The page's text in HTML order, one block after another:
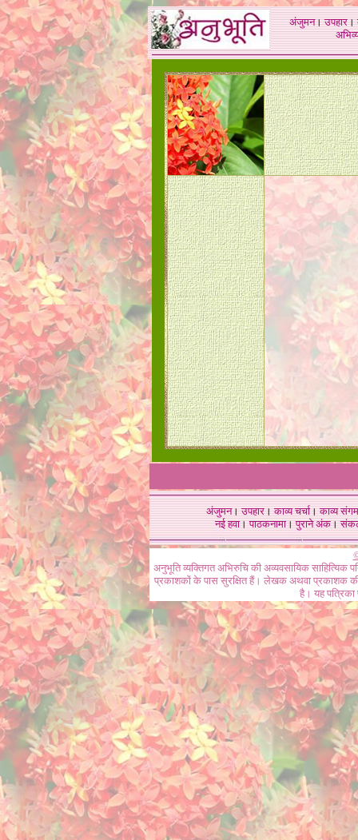
अंजुमन।उपहार।
अंजुमन।उपहार।काव्य चर्चा।काव्य संगम
नई हवा। पाठकनामा। पुराने अंक।
अनुभूति व्यक्तिगत अभिरुचि की अव्यवसायिक
प्रकाशकों के पास सुरक्षित हैं। लेखक अथवा प्रकाशक की
है। यह पत्रिका